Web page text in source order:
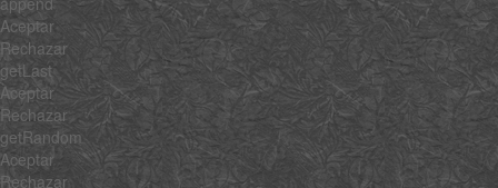
Aceptar
Rechazar
getLast
Aceptar
Rechazar
getRandom
Aceptar
Rechazar